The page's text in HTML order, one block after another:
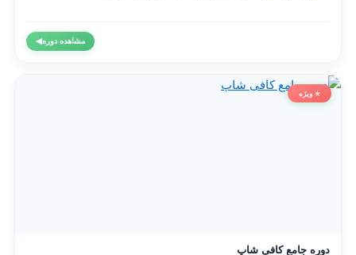
مشاهده دوره◀
⭐ ویژه
دوره جامع کافی شاپ